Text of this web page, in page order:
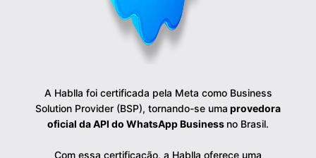
A Hablla foi certificada pela Meta como Business
Solution Provider (BSP), tornando-se uma provedora
oficial da API do WhatsApp Business no Brasil.
Com essa certificação, a Hablla oferece uma